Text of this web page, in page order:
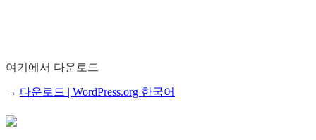
여기에서 다운로드
→ 다운로드 | WordPress.org 한국어